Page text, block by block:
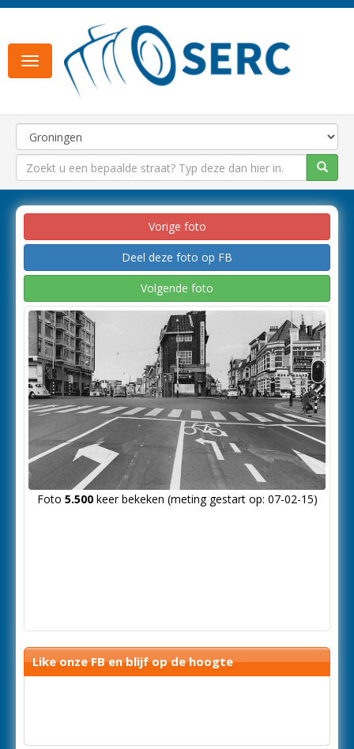
Toggle
navigation
Vorige foto
Deel deze foto op FB
Volgende foto
Foto 5.500keer bekeken (meting gestart op: 07-02-15)
Like onze FB en blijf op de hoogte